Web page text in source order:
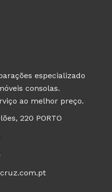
especializado
consolas.
ao melhor preço.
220 PORTO